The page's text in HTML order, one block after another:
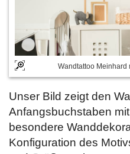
Wandtattoo Meinhard
Unser Bild zeigt den
Anfangsbuchstaben
besondere
Konfiguration des